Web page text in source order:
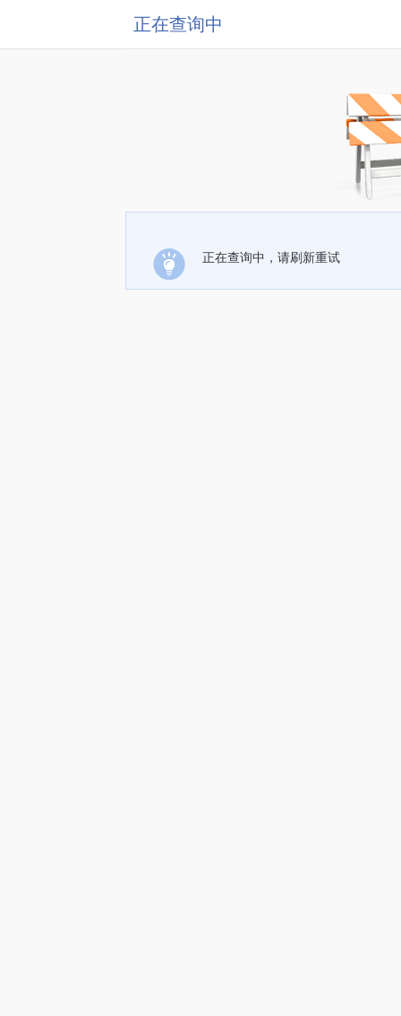
正在查询中
正在查询中，请刷新重试